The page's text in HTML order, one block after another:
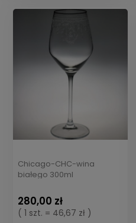
Chicago-CHC-wina
białego 300ml
280,00 zł
( 1 szt. = 46,67 zł )